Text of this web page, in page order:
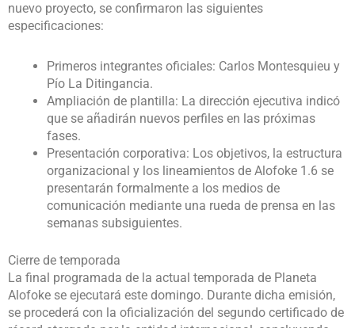
nuevo proyecto, se confirmaron las siguientes
especificaciones:
Primeros integrantes oficiales: Carlos Montesquieu y
Pío La Ditingancia.
Ampliación de plantilla: La dirección ejecutiva indicó
que se añadirán nuevos perfiles en las próximas
fases.
Presentación corporativa: Los objetivos, la estructura
organizacional y los lineamientos de Alofoke 1.6 se
presentarán formalmente a los medios de
comunicación mediante una rueda de prensa en las
semanas subsiguientes.
Cierre de temporada
La final programada de la actual temporada de Planeta
Alofoke se ejecutará este domingo. Durante dicha emisión,
se procederá con la oficialización del segundo certificado de